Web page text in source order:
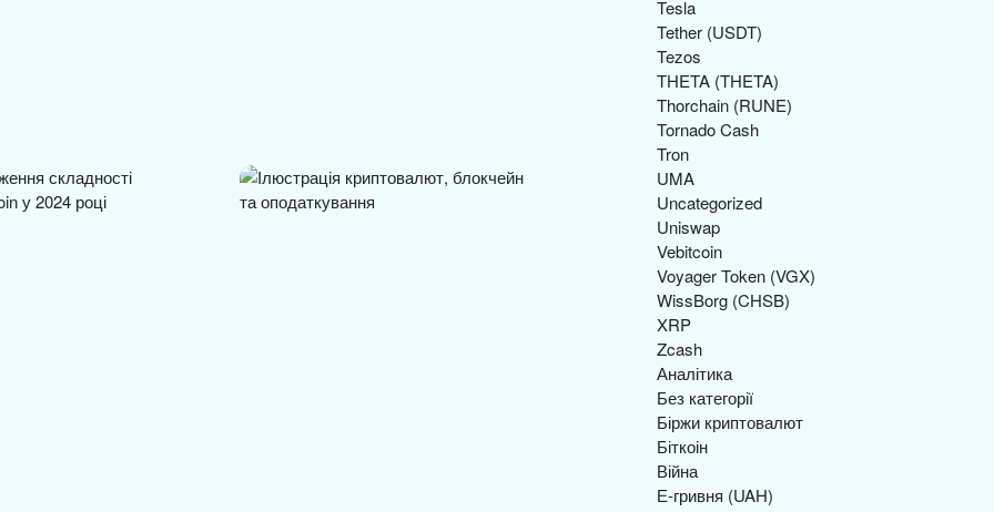
Tesla
Tether (USDT)
Tezos
THETA (THETA)
Thorchain (RUNE)
Tornado Cash
Tron
UMA
Uncategorized
Uniswap
Vebitcoin
Voyager Token (VGX)
WissBorg (CHSB)
XRP
Zcash
Аналітика
Без категорії
Біржи криптовалют
Біткоін
Війна
Е-гривня (UAH)